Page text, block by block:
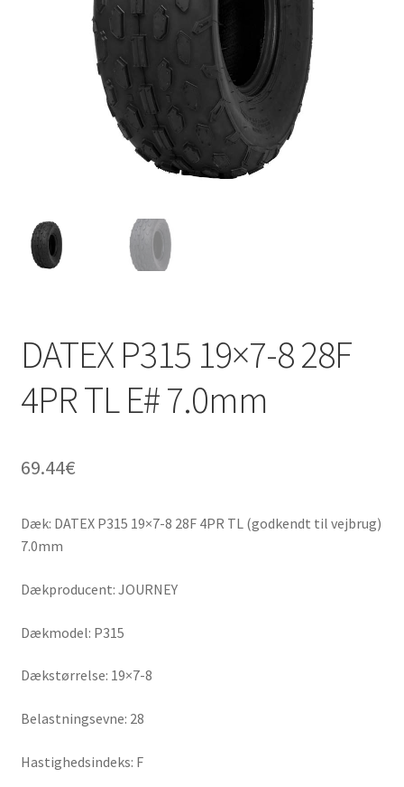
DATEX P315 19×7-8 28F
4PR TL E# 7.0mm
69.44€
Dæk: DATEX P315 19×7-8 28F 4PR TL (godkendt til vejbrug)
7.0mm
Dækproducent: JOURNEY
Dækmodel: P315
Dækstørrelse: 19×7-8
Belastningsevne: 28
Hastighedsindeks: F